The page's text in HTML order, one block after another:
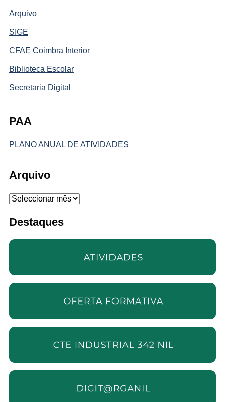
Arquivo
SIGE
CFAE Coimbra Interior
Biblioteca Escolar
Secretaria Digital
PAA
PLANO ANUAL DE ATIVIDADES
Arquivo
Arquivo
Destaques